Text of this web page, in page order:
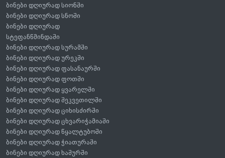
ბინები დღიურად სიონში
ბინები დღიურად სნოში
ბინები დღიურად
სტეფანწმინდაში
ბინები დღიურად სურამში
ბინები დღიურად ურეკში
ბინები დღიურად ფასანაურში
ბინები დღიურად ფოთში
ბინები დღიურად ყვარელში
ბინები დღიურად შეკვეთილში
ბინები დღიურად ციხისძირში
ბინები დღიურად ცხვარიჭამიაში
ბინები დღიურად წყალტუბოში
ბინები დღიურად ჭიათურაში
ბინები დღიურად ხაშურში